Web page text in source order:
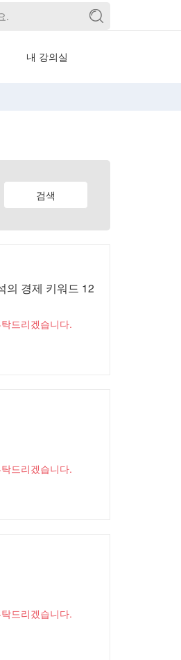
내 강의실
의 경제 키워드 12
드리겠습니다.
드리겠습니다.
드리겠습니다.